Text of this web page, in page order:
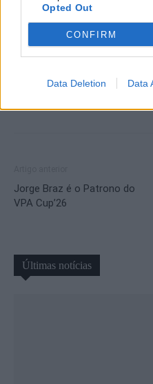
Opted Out
CONFIRM
Data Deletion Data
Jorge Braz é o Patrono do
VPA Cup’26
Últimas notícias